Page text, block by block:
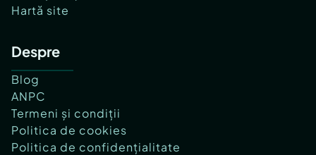
Hartă site
Despre
Blog
ANPC
Termeni și condiții
Politica de cookies
Politica de confidențialitate